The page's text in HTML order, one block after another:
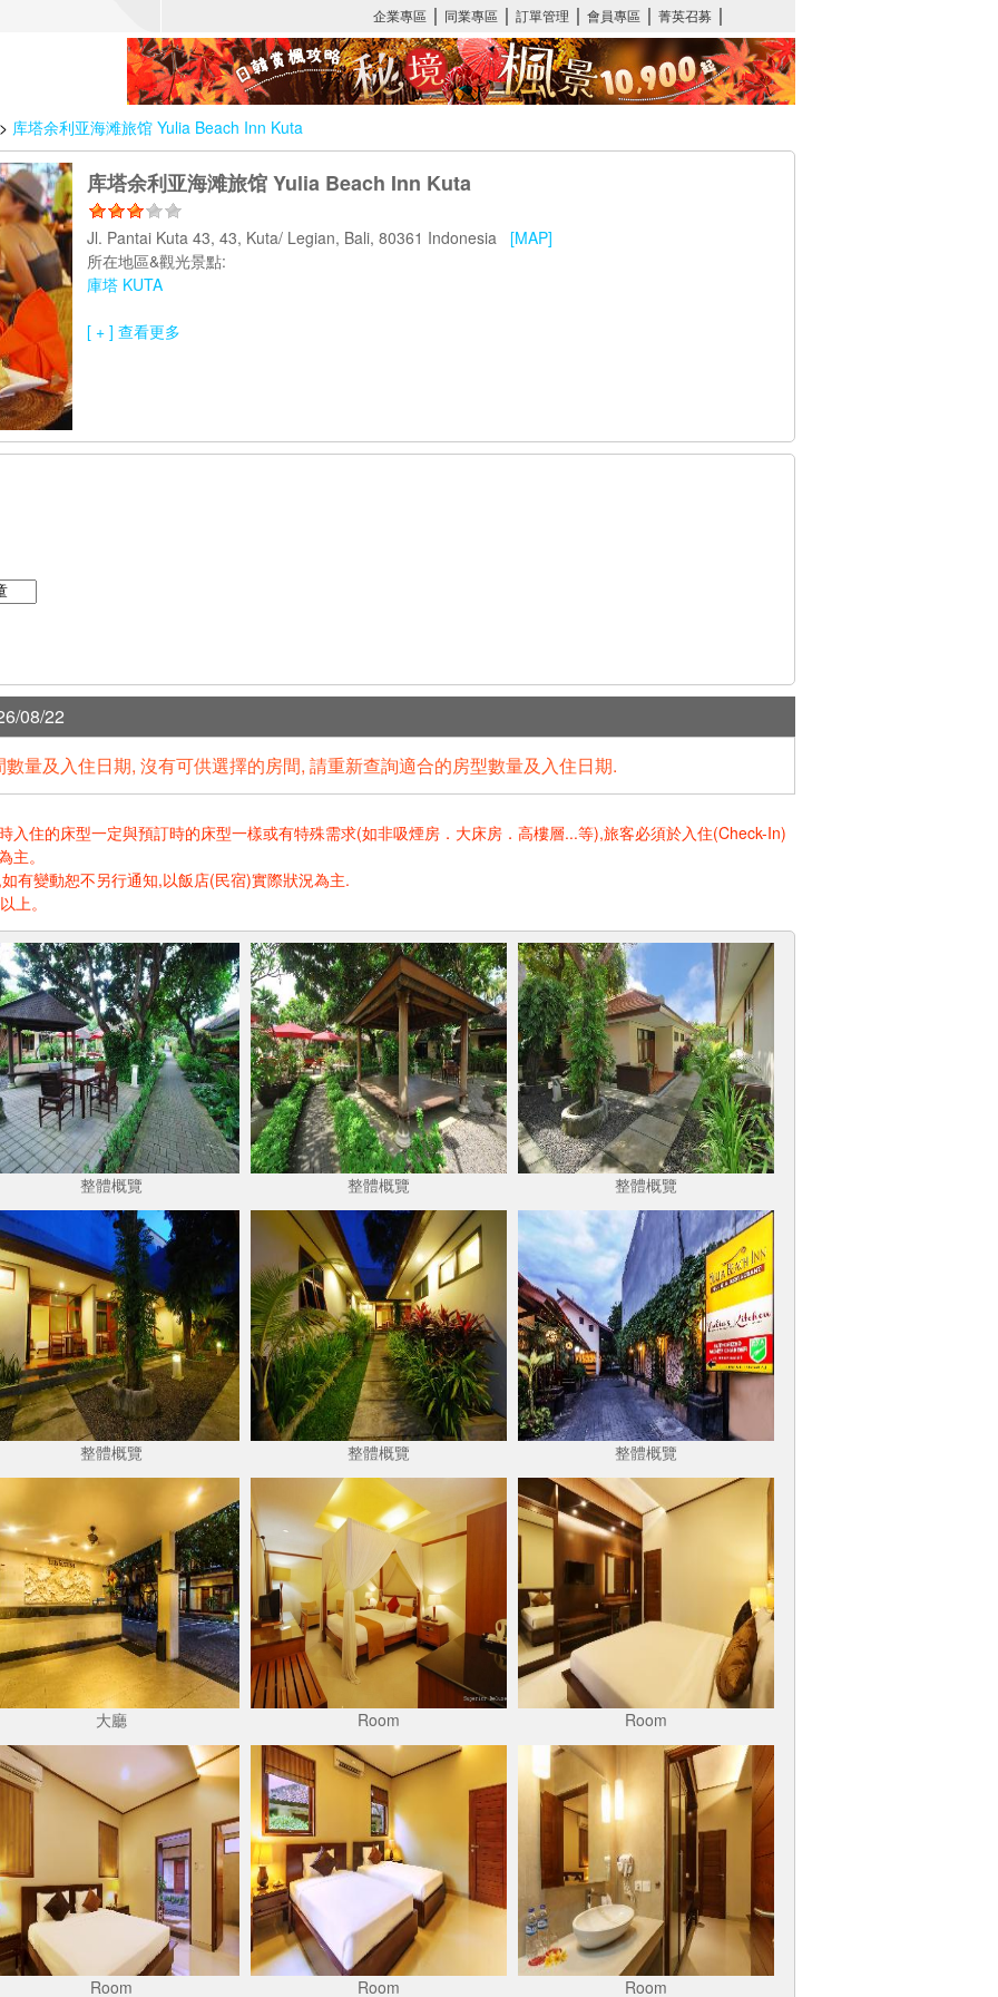
> 库塔余利亚海滩旅馆 Yulia Beach Inn Kuta
库塔余利亚海滩旅馆 Yulia Beach Inn Kuta
Jl. Pantai Kuta 43, 43, Kuta/ Legian, Bali, 80361 Indonesia [MAP]
所在地區&觀光景點:
庫塔 KUTA
[ + ] 查看更多
08/22
量及入住日期, 沒有可供選擇的房間, 請重新查詢適合的房型數量及入住日期.
入住的床型一定與預訂時的床型一樣或有特殊需求(如非吸煙房．大床房．高樓層...等),旅客必須於入住(Check-In)
主。
有變動恕不另行通知,以飯店(民宿)實際狀況為主.
上。
整體概覽 整體概覽 整體概覽
整體概覽 整體概覽 整體概覽
大廳 Room Room
Room Room Room